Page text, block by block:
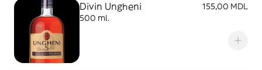
Divin Ungheni
155,00 MDL
500 ml.